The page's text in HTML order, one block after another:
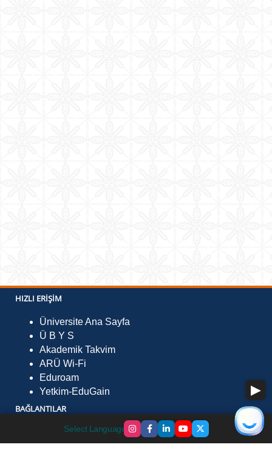
Select Language ▼
HIZLI ERIŞIM
Üniversite Ana Sayfa
Ü B Y S
Akademik Takvim
ARÜ Wi-Fi
Eduroam
Yetkim-EduGain
BAĞLANTILAR
Ulusal Staj Programı
Kampüs Kart Para Yükleme